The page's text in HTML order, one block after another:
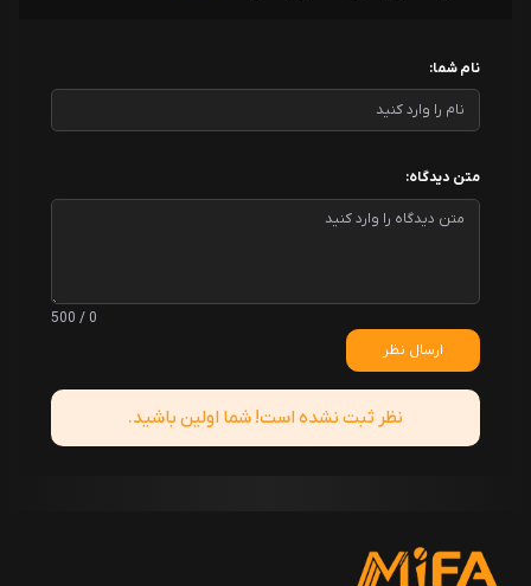
نام شما:
متن دیدگاه:
0 / 500
ارسال نظر
نظر ثبت نشده است! شما اولین باشید.